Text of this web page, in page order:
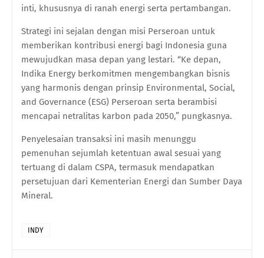
inti, khususnya di ranah energi serta pertambangan.
Strategi ini sejalan dengan misi Perseroan untuk
memberikan kontribusi energi bagi Indonesia guna
mewujudkan masa depan yang lestari. “Ke depan,
Indika Energy berkomitmen mengembangkan bisnis
yang harmonis dengan prinsip Environmental, Social,
and Governance (ESG) Perseroan serta berambisi
mencapai netralitas karbon pada 2050,” pungkasnya.
Penyelesaian transaksi ini masih menunggu
pemenuhan sejumlah ketentuan awal sesuai yang
tertuang di dalam CSPA, termasuk mendapatkan
persetujuan dari Kementerian Energi dan Sumber Daya
Mineral.
INDY